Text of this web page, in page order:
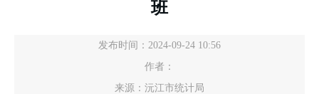
班
发布时间：2024-09-24 10:56
作者：
来源：沅江市统计局